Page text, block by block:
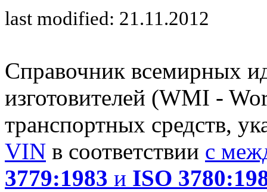
last modified: 21.11.2012
Справочник всемирных
изготовителей (WMI -
транспортных средств,
VIN в соответствии с
3779:1983 и ISO